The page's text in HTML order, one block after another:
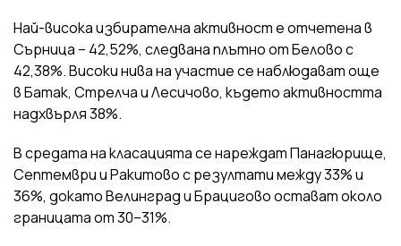
Най-висока избирателна активност е отчетена в
Сърница – 42,52%, следвана плътно от Белово с
42,38%. Високи нива на участие се наблюдават още
в Батак, Стрелча и Лесичово, където активността
надхвърля 38%.
В средата на класацията се нареждат Панагюрище,
Септември и Ракитово с резултати между 33% и
36%, докато Велинград и Брацигово остават около
границата от 30–31%.